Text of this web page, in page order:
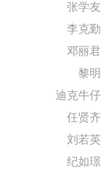
张学友
李克勤
邓丽君
黎明
迪克牛仔
任贤齐
刘若英
纪如璟